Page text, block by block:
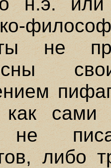
не
сами
либо